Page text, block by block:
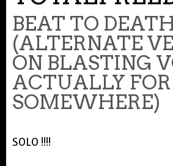
BEAT TO
(ALTERNATE
ON BLASTING
ACTUALLY
SOMEWHERE)
SOLO !!!!